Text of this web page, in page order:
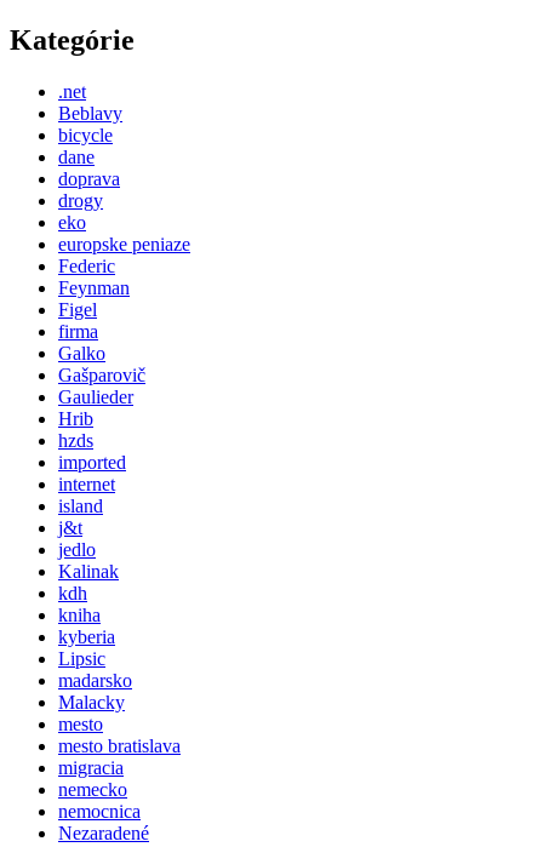
Kategórie
.net
Beblavy
bicycle
dane
doprava
drogy
eko
europske peniaze
Federic
Feynman
Figel
firma
Galko
Gašparovič
Gaulieder
Hrib
hzds
imported
internet
island
j&t
jedlo
Kalinak
kdh
kniha
kyberia
Lipsic
madarsko
Malacky
mesto
mesto bratislava
migracia
nemecko
nemocnica
Nezaradené